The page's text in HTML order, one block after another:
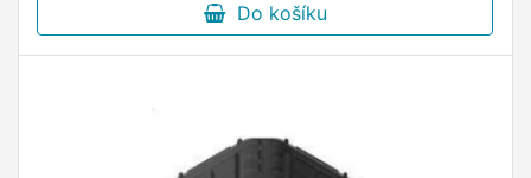
Do košíku